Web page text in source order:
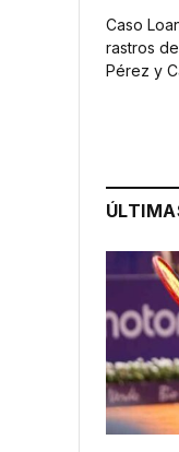
Caso
rastros
Pérez y